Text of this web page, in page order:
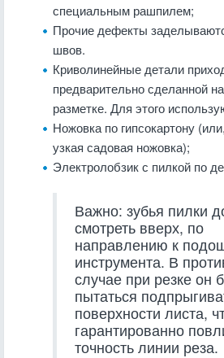
специальным рашпилем;
Прочие дефекты
швов.
Криволинейные детали
предварительно сделанной
разметке. Для этого
Ножовка по гипсокартону
узкая садовая ножовка);
Электролобзик с пилкой по
Важно: зубья пилки
смотреть вверх, по
направлению к
инструмента. В
случае при резке он
пытаться
поверхности листа,
гарантированно
точность линии реза.